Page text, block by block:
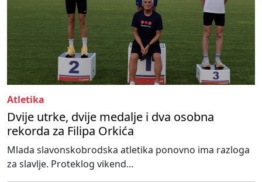
Atletika
Dvije utrke, dvije medalje i dva osobna
rekorda za Filipa Orkića
Mlada slavonskobrodska atletika ponovno ima razloga
za slavlje. Proteklog vikend...